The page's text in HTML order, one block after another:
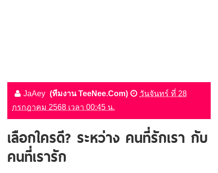
JaAey (ทีมงาน TeeNee.Com)
วันจันทร์ ที่ 28
กรกฎาคม 2568 เวลา 00:45 น.
เลือกใครดี? ระหว่าง คนที่รักเรา กับ
คนที่เรารัก